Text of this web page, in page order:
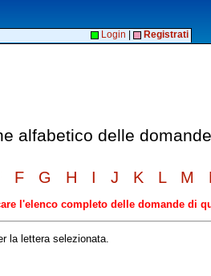
Login Registrati
alfabetico delle
F G H I J K L M
l'elenco completo delle domande di
la lettera selezionata.